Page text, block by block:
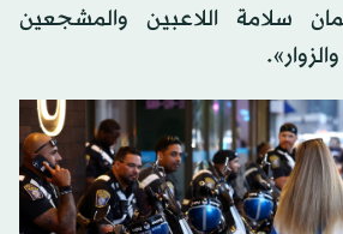
سلامة اللاعبين والمشجعين